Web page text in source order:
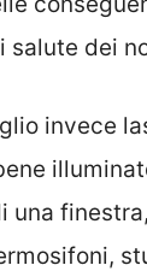
salute dei
invece
una